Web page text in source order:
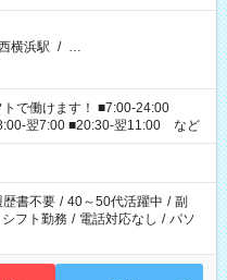
横浜駅 / …
で働けます！ ■7:00-24:00
翌7:00 ■20:30-翌11:00 など
歴書不要 / 40～50代活躍中 / 副
シフト勤務 / 電話対応なし / パソ